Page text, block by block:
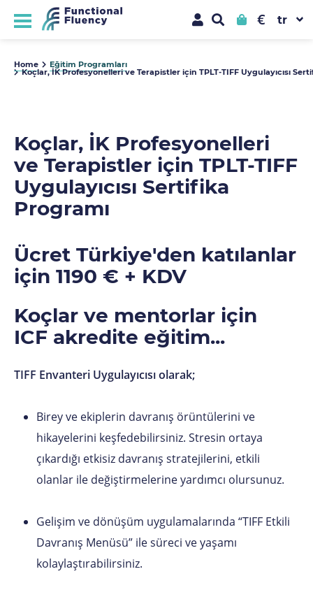
€
Home Eğitim Programları
Koçlar, İK Profesyonelleri ve Terapistler için TPLT-TIFF Uygulayıcısı
Koçlar, İK Profesyonelleri
ve Terapistler için TPLT-TIFF
Uygulayıcısı Sertifika
Programı
Ücret Türkiye'den katılanlar
için 1190 € + KDV
Koçlar ve mentorlar için
ICF akredite eğitim...
TIFF Envanteri Uygulayıcısı olarak;
Birey ve ekiplerin davranış örüntülerini ve
hikayelerini keşfedebilirsiniz. Stresin ortaya
çıkardığı etkisiz davranış stratejilerini, etkili
olanlar ile değiştirmelerine yardımcı olursunuz.
Gelişim ve dönüşüm uygulamalarında “TIFF Etkili
Davranış Menüsü” ile süreci ve yaşamı
kolaylaştırabilirsiniz.